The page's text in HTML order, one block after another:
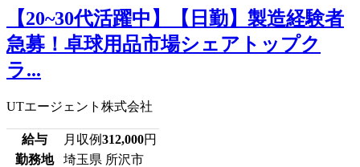
【20~30代活躍中】【日勤】製造経験者
急募！卓球用品市場シェアトップク
ラ...
UTエージェント株式会社
給与 月収例312,000円
勤務地
埼玉県 所沢市